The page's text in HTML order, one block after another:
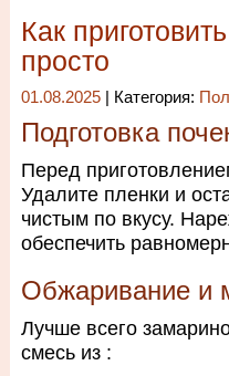
Как
просто
01.08.2025 | Категория:
Подготовка
Перед
Удалите пленки и
чистым по вкусу.
обеспечить
Обжаривание и
Лучше всего
смесь из :